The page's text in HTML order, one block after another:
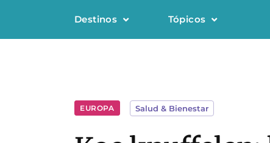
Destinos Tópicos
EUROPA Salud & Bienestar